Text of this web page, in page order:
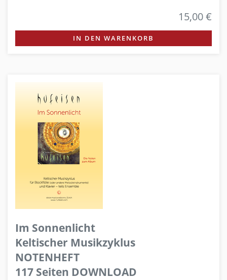
15,00 €
IN DEN WARENKORB
Im Sonnenlicht
Keltischer Musikzyklus
NOTENHEFT
117 Seiten DOWNLOAD